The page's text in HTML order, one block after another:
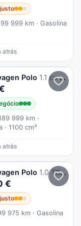
999 km · Gasolina
atrás
Polo 1.1 cc inspecção ate 2028
999 km ·
· 1100 cm³
atrás
Polo 1.0 TSI Confortline
€
975 km · Gasolina